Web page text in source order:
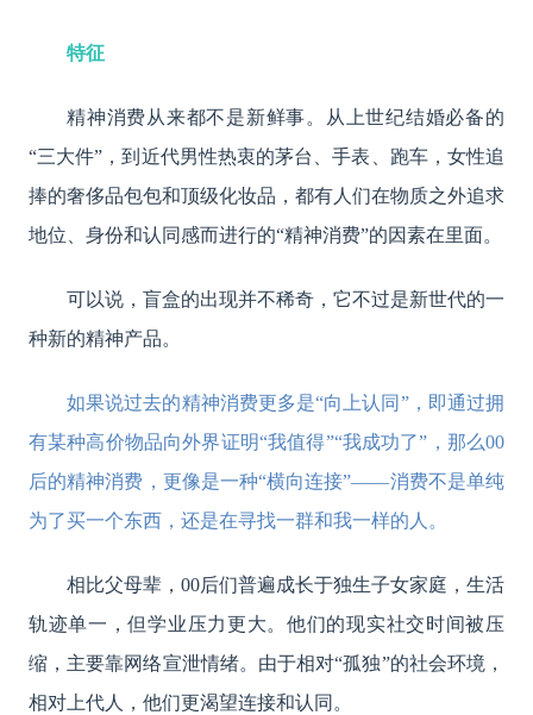
特征
精神消费从来都不是新鲜事。从上世纪结婚必备的
“三大件”，到近代男性热衷的茅台、手表、跑车，女性追
捧的奢侈品包包和顶级化妆品，都有人们在物质之外追求
地位、身份和认同感而进行的“精神消费”的因素在里面。
可以说，盲盒的出现并不稀奇，它不过是新世代的一
种新的精神产品。
如果说过去的精神消费更多是“向上认同”，即通过拥
有某种高价物品向外界证明“我值得”“我成功了”，那么00
后的精神消费，更像是一种“横向连接”——消费不是单纯
为了买一个东西，还是在寻找一群和我一样的人。
相比父母辈，00后们普遍成长于独生子女家庭，生活
轨迹单一，但学业压力更大。他们的现实社交时间被压
缩，主要靠网络宣泄情绪。由于相对“孤独”的社会环境，
相对上代人，他们更渴望连接和认同。